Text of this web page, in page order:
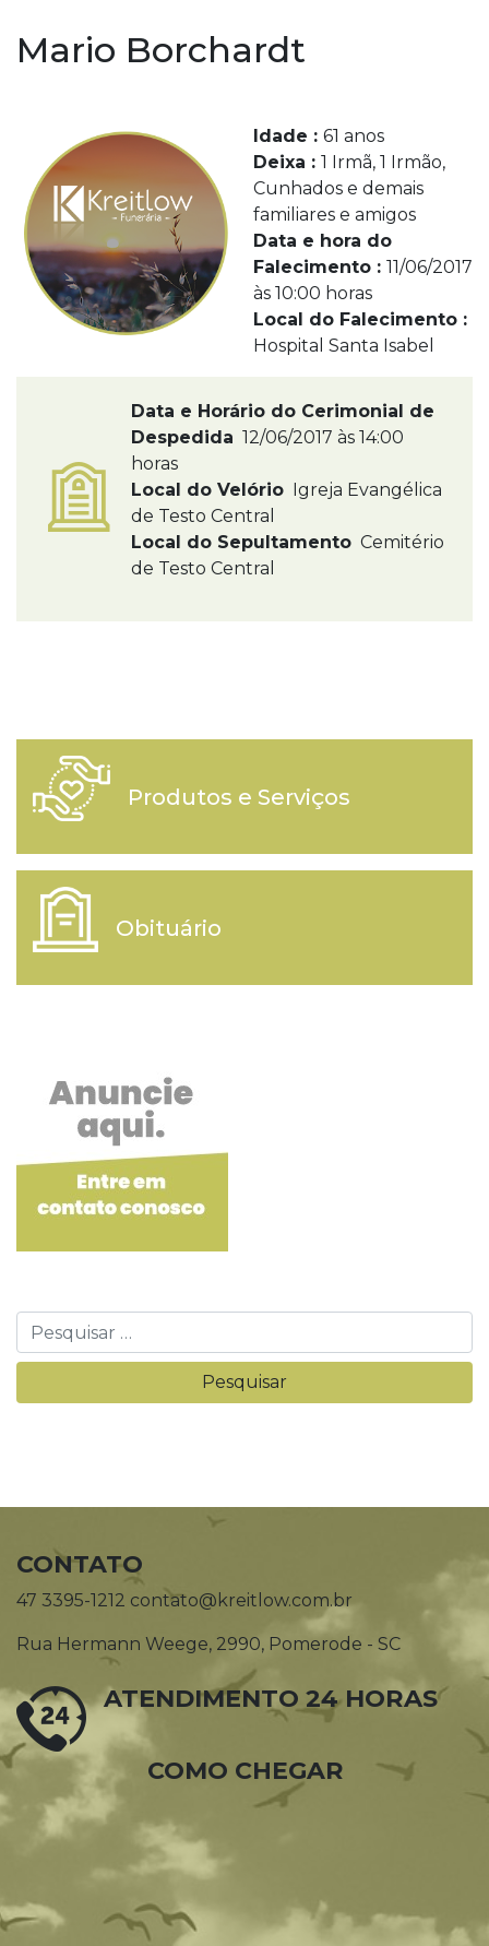
Mario Borchardt
Idade : 61 anos
Deixa : 1 Irmã, 1 Irmão,
Cunhados e demais
familiares e amigos
Data e hora do
Falecimento : 11/06/2017
às 10:00 horas
Local do Falecimento :
Hospital Santa Isabel
Data e Horário do Cerimonial de
Despedida 12/06/2017 às 14:00
horas
Local do Velório Igreja Evangélica
de Testo Central
Local do Sepultamento Cemitério
de Testo Central
Produtos e Serviços
Obituário
CONTATO
47 3395-1212 contato@kreitlow.com.br
Rua Hermann Weege, 2990, Pomerode - SC
ATENDIMENTO 24 HORAS
COMO CHEGAR